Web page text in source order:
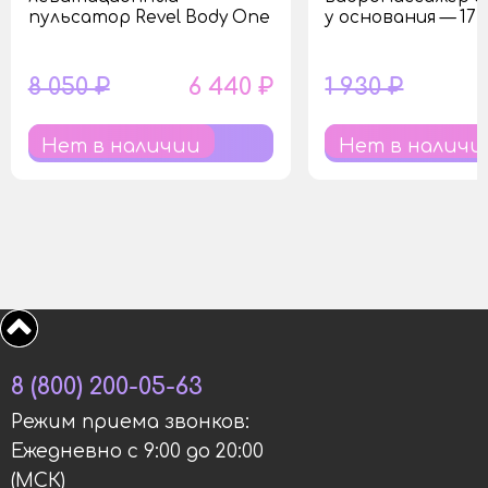
пульсатор Revel Body One
8 050 ₽ 6 440 ₽
Нет в наличии
у основания — 17
1 930 ₽
Нет в
8 (800) 200-05-63
Режим приема звонков:
Ежедневно с 9:00 до 20:00
(МСК)